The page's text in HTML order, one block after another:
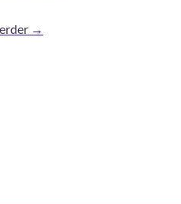
Aanwinsten Februari 2025
→